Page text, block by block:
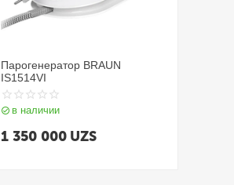
Парогенератор BRAUN
IS1514VI
в наличии
1 350 000 UZS